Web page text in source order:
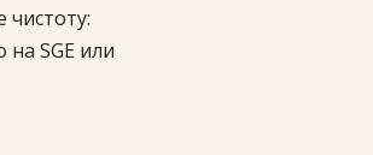
чистоту:
на SGE или